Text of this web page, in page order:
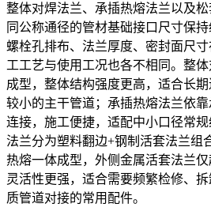
整体对焊法兰、承插热熔法兰以及
同公称通径的管材基础接口尺寸保持
螺栓孔排布、法兰厚度、密封面尺
工工艺与使用工况也各不相同。整
成型，整体结构强度更高，适合长
较小的主干管道；承插热熔法兰依
连接，施工便捷，适配中小口径常
法兰分为塑料翻边+钢制活套法兰组
热熔一体成型，外侧金属活套法兰
灵活性更强，适合需要频繁检修、
质管道对接的常用配件。